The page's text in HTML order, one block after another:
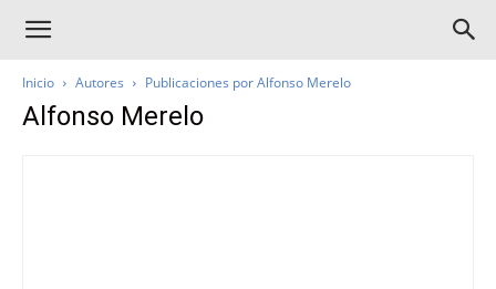
Inicio Autores Publicaciones por Alfonso Merelo
Alfonso Merelo